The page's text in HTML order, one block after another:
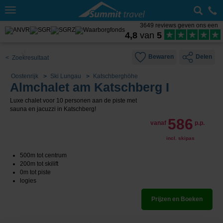
Toggle
3649 reviews geven ons een
4,8 van 5
< Zoekresultaat Bewaren Delen
Oostenrijk Ski Lungau Katschberghöhe
Almchalet am Katschberg I
Luxe chalet voor 10 personen aan de piste met
sauna en jacuzzi in Katschberg!
vanaf 586 p.p.
incl. skipas
500m tot centrum
200m tot skilift
0m tot piste
logies
Prijzen en Boeken